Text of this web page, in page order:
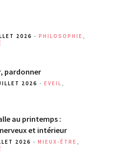
2026 -PHILOSOPHIE ,
pardonner
2026 -EVEIL ,
au printemps :
et intérieur
2026 -MIEUX-ÊTRE ,